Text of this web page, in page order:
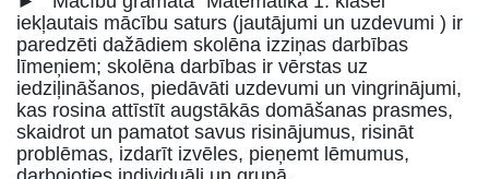
iekļautais mācību saturs (jautājumi un uzdevumi ) ir
paredzēti dažādiem skolēna izziņas darbības
līmeņiem; skolēna darbības ir vērstas uz
iedziļināšanos, piedāvāti uzdevumi un vingrinājumi,
kas rosina attīstīt augstākās domāšanas prasmes,
skaidrot un pamatot savus risinājumus, risināt
problēmas, izdarīt izvēles, pieņemt lēmumus,